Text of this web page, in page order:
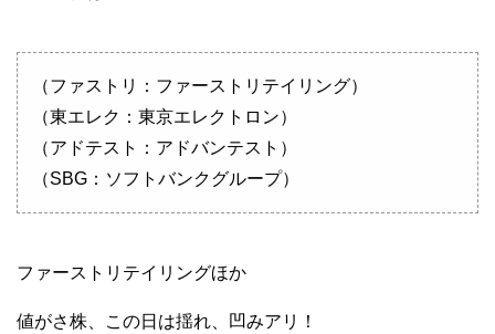
（ファストリ：ファーストリテイリング）
（東エレク：東京エレクトロン）
（アドテスト：アドバンテスト）
（SBG：ソフトバンクグループ）
ファーストリテイリングほか
値がさ株、この日は揺れ、凹みアリ！